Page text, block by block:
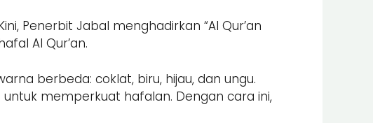
Penerbit Jabal menghadirkan “Al Qur’an
Al Qur’an.
berbeda: coklat, biru, hijau, dan ungu.
memperkuat hafalan. Dengan cara ini,